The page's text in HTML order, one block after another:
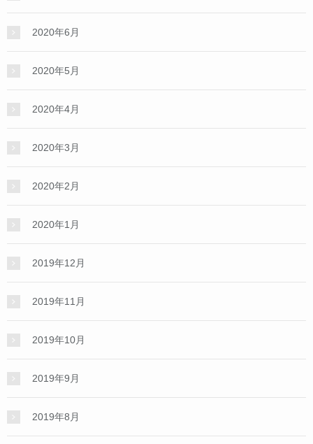
2020年6月
2020年5月
2020年4月
2020年3月
2020年2月
2020年1月
2019年12月
2019年11月
2019年10月
2019年9月
2019年8月